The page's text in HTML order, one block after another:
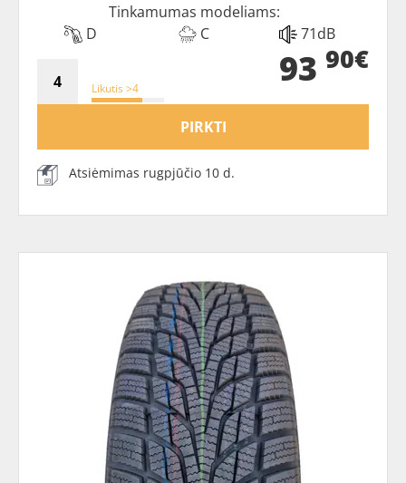
Tinkamumas modeliams:
D
C 71dB
Likutis >4 93 90€
PIRKTI
Atsiėmimas rugpjūčio 10 d.